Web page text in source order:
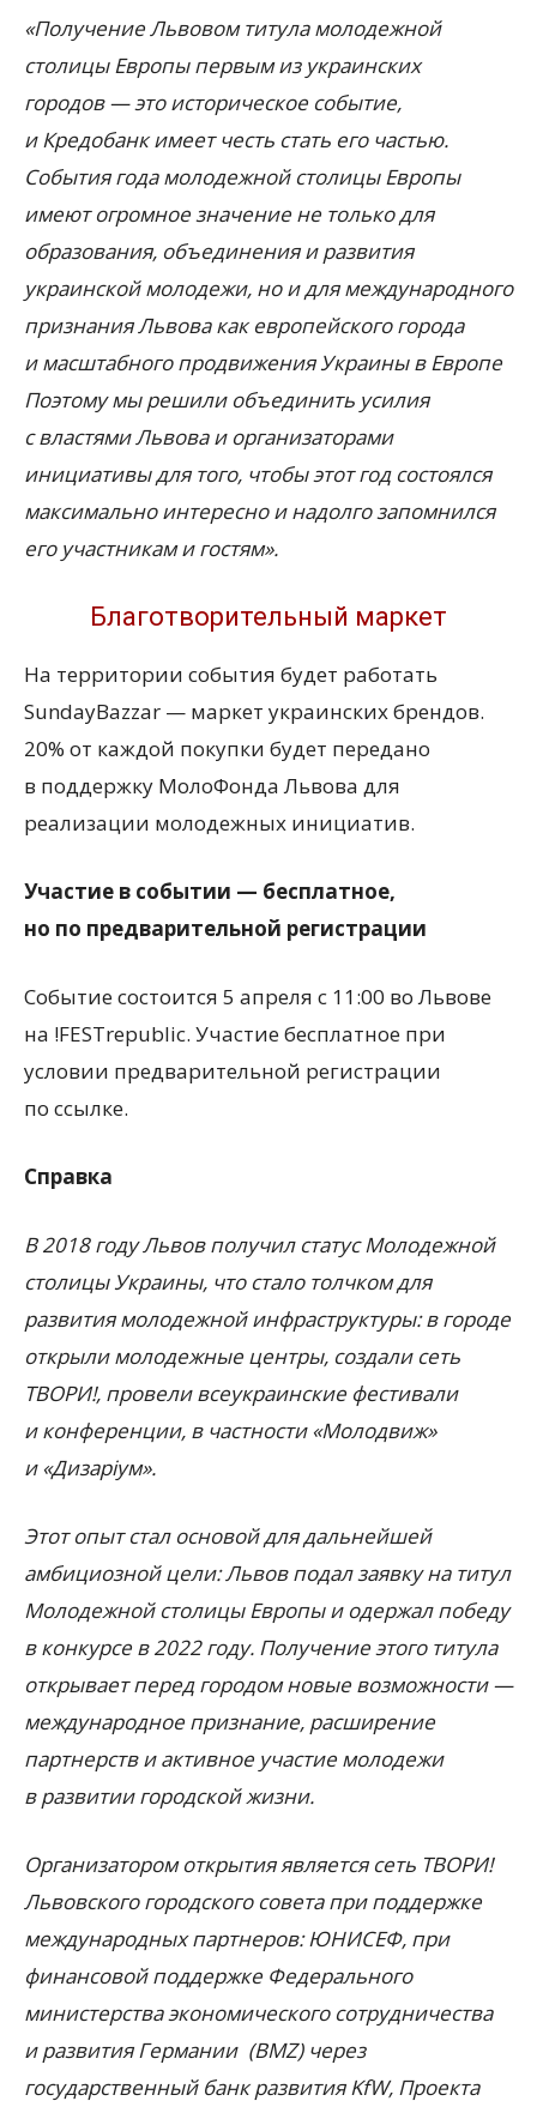
«Получение Львовом титула молодежной
столицы Европы первым из украинских
городов — это историческое событие,
и Кредобанк имеет честь стать его частью.
События года молодежной столицы Европы
имеют огромное значение не только для
образования, объединения и развития
украинской молодежи, но и для международного
признания Львова как европейского города
и масштабного продвижения Украины в Европе
Поэтому мы решили объединить усилия
с властями Львова и организаторами
инициативы для того, чтобы этот год состоялся
максимально интересно и надолго запомнился
его участникам и гостям».
Благотворительный маркет
На территории события будет работать
SundayBazzar — маркет украинских брендов.
20% от каждой покупки будет передано
в поддержку МолоФонда Львова для
реализации молодежных инициатив.
Участие в событии — бесплатное,
но по предварительной регистрации
Событие состоится 5 апреля с 11:00 во Львове
на !FESTrepublic. Участие бесплатное при
условии предварительной регистрации
по ссылке.
Справка
В 2018 году Львов получил статус Молодежной
столицы Украины, что стало толчком для
развития молодежной инфраструктуры: в городе
открыли молодежные центры, создали сеть
ТВОРИ!, провели всеукраинские фестивали
и конференции, в частности «Молодвиж»
и «Дизаріум».
Этот опыт стал основой для дальнейшей
амбициозной цели: Львов подал заявку на титул
Молодежной столицы Европы и одержал победу
в конкурсе в 2022 году. Получение этого титула
открывает перед городом новые возможности —
международное признание, расширение
партнерств и активное участие молодежи
в развитии городской жизни.
Организатором открытия является сеть ТВОРИ!
Львовского городского совета при поддержке
международных партнеров: ЮНИСЕФ, при
финансовой поддержке Федерального
министерства экономического сотрудничества
и развития Германии (BMZ) через
государственный банк развития KfW, Проекта